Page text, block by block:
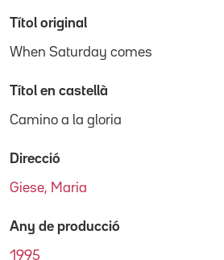
Títol original
When Saturday comes
Títol en castellà
Camino a la gloria
Direcció
Giese, Maria
Any de producció
1995